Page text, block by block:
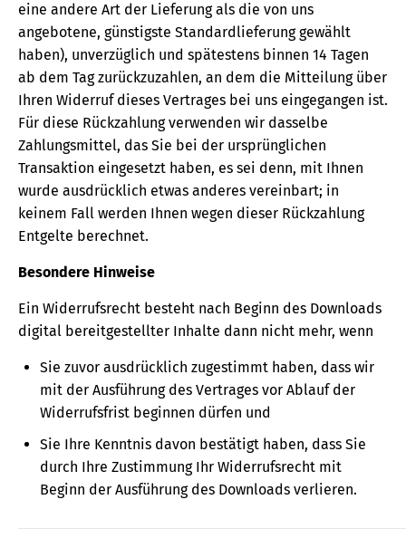
eine andere Art der Lieferung als die von uns
angebotene, günstigste Standardlieferung gewählt
haben), unverzüglich und spätestens binnen 14 Tagen
ab dem Tag zurückzuzahlen, an dem die Mitteilung über
Ihren Widerruf dieses Vertrages bei uns eingegangen ist.
Für diese Rückzahlung verwenden wir dasselbe
Zahlungsmittel, das Sie bei der ursprünglichen
Transaktion eingesetzt haben, es sei denn, mit Ihnen
wurde ausdrücklich etwas anderes vereinbart; in
keinem Fall werden Ihnen wegen dieser Rückzahlung
Entgelte berechnet.
Besondere Hinweise
Ein Widerrufsrecht besteht nach Beginn des Downloads
digital bereitgestellter Inhalte dann nicht mehr, wenn
Sie zuvor ausdrücklich zugestimmt haben, dass wir
mit der Ausführung des Vertrages vor Ablauf der
Widerrufsfrist beginnen dürfen und
Sie Ihre Kenntnis davon bestätigt haben, dass Sie
durch Ihre Zustimmung Ihr Widerrufsrecht mit
Beginn der Ausführung des Downloads verlieren.